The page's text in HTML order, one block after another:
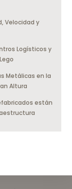
Velocidad y
Logísticos y
Metálicas en la
Altura
están